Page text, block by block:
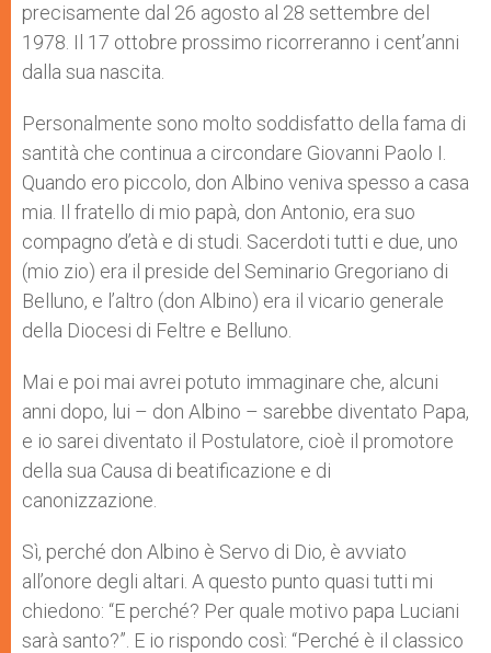
precisamente dal 26 agosto al 28 settembre del
1978. Il 17 ottobre prossimo ricorreranno i cent’anni
dalla sua nascita.
Personalmente sono molto soddisfatto della fama di
santità che continua a circondare Giovanni Paolo I.
Quando ero piccolo, don Albino veniva spesso a casa
mia. Il fratello di mio papà, don Antonio, era suo
compagno d’età e di studi. Sacerdoti tutti e due, uno
(mio zio) era il preside del Seminario Gregoriano di
Belluno, e l’altro (don Albino) era il vicario generale
della Diocesi di Feltre e Belluno.
Mai e poi mai avrei potuto immaginare che, alcuni
anni dopo, lui – don Albino – sarebbe diventato Papa,
e io sarei diventato il Postulatore, cioè il promotore
della sua Causa di beatificazione e di
canonizzazione.
Sì, perché don Albino è Servo di Dio, è avviato
all’onore degli altari. A questo punto quasi tutti mi
chiedono: “E perché? Per quale motivo papa Luciani
sarà santo?”. E io rispondo così: “Perché è il classico